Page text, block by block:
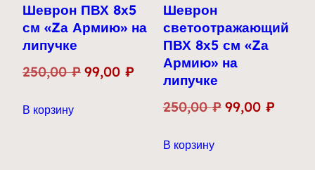
Шеврон ПВХ 8х5
см «Zа Армию» на
липучке
250,00₽ Первоначальная
99,00 ₽ Текущая
цена:
99,00 ₽.
В корзину
Шеврон
светоотражающий
ПВХ 8х5 см «Zа
Армию» на
липучке
250,00₽ 99,00 ₽
В корзину